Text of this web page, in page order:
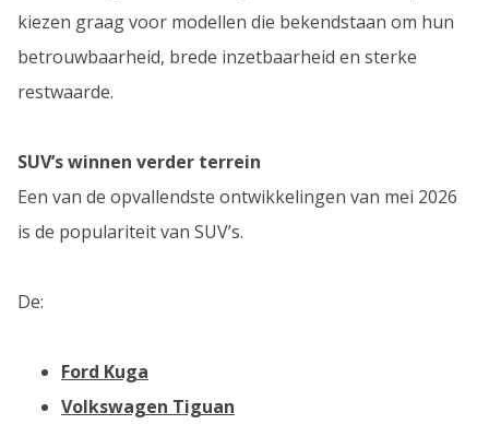
kiezen graag voor modellen die bekendstaan om hun
betrouwbaarheid, brede inzetbaarheid en sterke
restwaarde.
SUV’s winnen verder terrein
Een van de opvallendste ontwikkelingen van mei 2026
is de populariteit van SUV’s.
De:
Ford Kuga
Volkswagen Tiguan